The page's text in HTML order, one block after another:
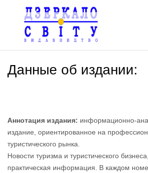
Данные об издании:
Аннотация издания: информационно-
издание, ориентированное на
туристического рынка.
Новости туризма и туристического
практическая информация. В каждом